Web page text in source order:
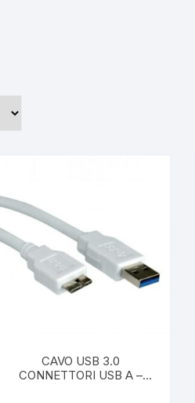
CAVO USB 3.0
CONNETTORI USB A –